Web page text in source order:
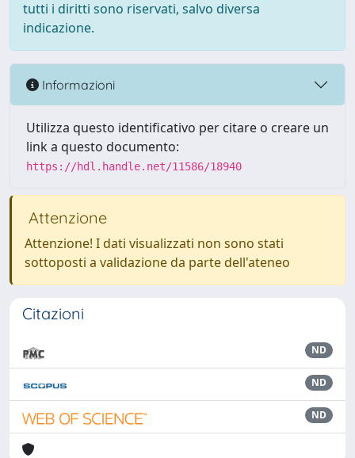
tutti i diritti sono riservati, salvo diversa
indicazione.
Informazioni
Utilizza questo identificativo per citare o creare un
link a questo documento:
https://hdl.handle.net/11586/18940
Attenzione
Attenzione! I dati visualizzati non sono stati
sottoposti a validazione da parte dell'ateneo
Citazioni
ND
ND
ND